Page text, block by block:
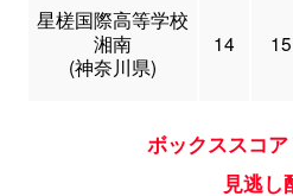
星槎国際高等学校
湘南
(神奈川県)
14 15
ボックススコア
見逃し